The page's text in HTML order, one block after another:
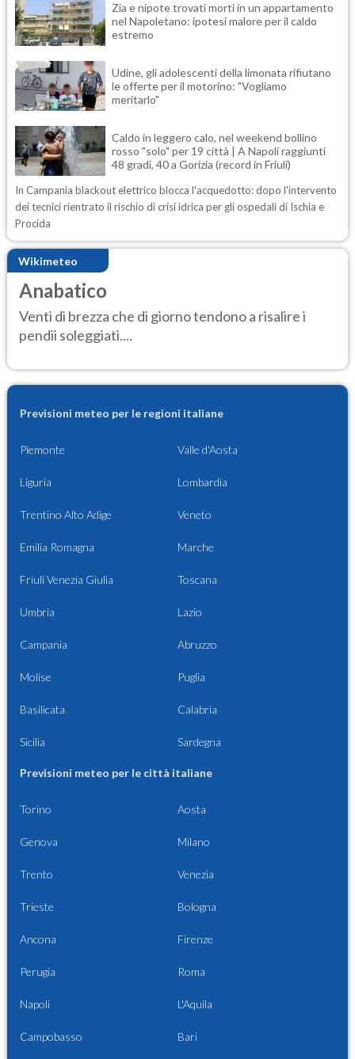
Zia e nipote trovati morti in un appartamento
nel Napoletano: ipotesi malore per il caldo
estremo
Udine, gli adolescenti della limonata rifiutano
le offerte per il motorino: "Vogliamo
meritarlo"
Caldo in leggero calo, nel weekend bollino
rosso "solo" per 19 città | A Napoli raggiunti
48 gradi, 40 a Gorizia (record in Friuli)
In Campania blackout elettrico blocca l'acquedotto: dopo l'intervento
dei tecnici rientrato il rischio di crisi idrica per gli ospedali di Ischia e
Procida
Wikimeteo
Anabatico
Venti di brezza che di giorno tendono a risalire i
pendii soleggiati....
Previsioni meteo per le regioni italiane
Piemonte Valle d'Aosta
Liguria Lombardia
Trentino Alto Adige Veneto
Emilia Romagna Marche
Friuli Venezia Giulia Toscana
Umbria Lazio
Campania Abruzzo
Molise Puglia
Basilicata Calabria
Sicilia Sardegna
Previsioni meteo per le città italiane
Torino Aosta
Genova Milano
Trento Venezia
Trieste Bologna
Ancona Firenze
Perugia Roma
Napoli L'Aquila
Campobasso Bari